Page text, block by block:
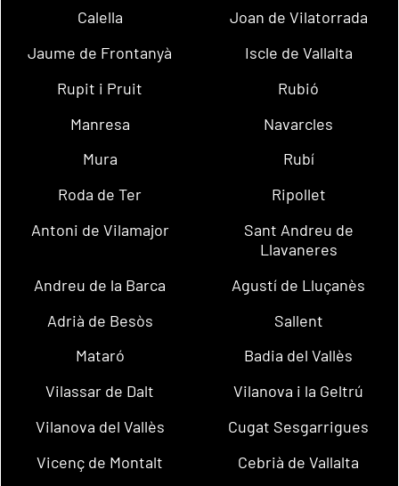
Calella
Joan de Vilatorrada
Jaume de Frontanyà
Iscle de Vallalta
Rupit i Pruit
Rubió
Manresa
Navarcles
Mura
Rubí
Roda de Ter
Ripollet
Antoni de Vilamajor
Sant Andreu de
Llavaneres
Andreu de la Barca
Agustí de Lluçanès
Adrià de Besòs
Sallent
Mataró
Badia del Vallès
Vilassar de Dalt
Vilanova i la Geltrú
Vilanova del Vallès
Cugat Sesgarrigues
Vicenç de Montalt
Cebrià de Vallalta